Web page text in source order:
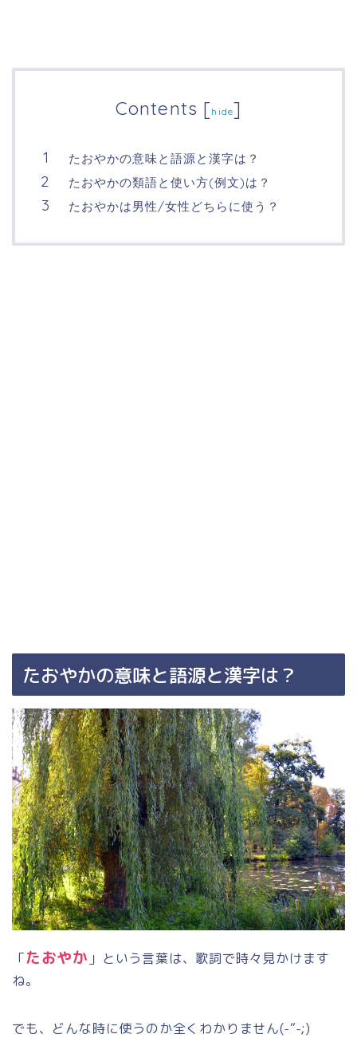
Contents [hide]
たおやかの意味と語源と漢字は？
たおやかの類語と使い方(例文)は？
たおやかは男性/女性どちらに使う？
たおやかの意味と語源と漢字は？
「たおやか 」という言葉は、歌詞で時々見かけます
ね。
でも、どんな時に使うのか全くわかりません(-“-;)